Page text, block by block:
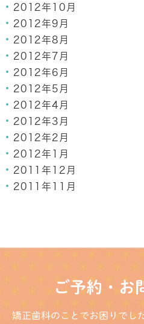
2012年10月
2012年9月
2012年8月
2012年7月
2012年6月
2012年5月
2012年4月
2012年3月
2012年2月
2012年1月
2011年12月
2011年11月
ご予約・お
矯正歯科のことでお困りでし